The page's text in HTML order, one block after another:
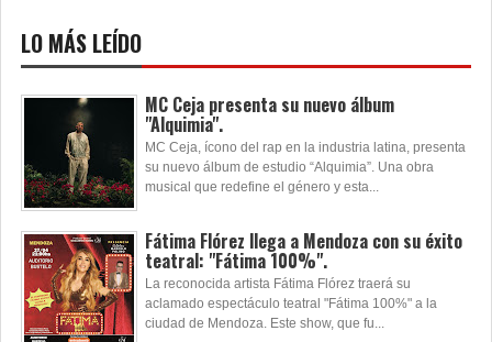
LO MÁS LEÍDO
MC Ceja presenta su nuevo álbum
"Alquimia".
MC Ceja, ícono del rap en la industria latina, presenta
su nuevo álbum de estudio “Alquimia”. Una obra
musical que redefine el género y esta...
Fátima Flórez llega a Mendoza con su éxito
teatral: "Fátima 100%".
La reconocida artista Fátima Flórez traerá su
aclamado espectáculo teatral "Fátima 100%" a la
ciudad de Mendoza. Este show, que fu...